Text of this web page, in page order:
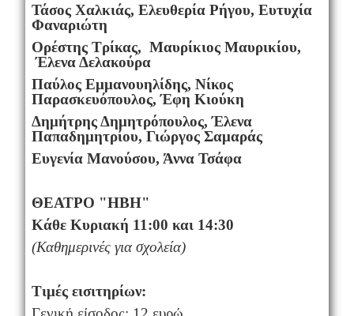
Τάσος Χαλκιάς, Ελευθερία Ρήγου, Ευτυχία
Φαναριώτη
Ορέστης Τρίκας, Μαυρίκιος Μαυρικίου,
Έλενα Δελακούρα
Παύλος Εμμανουηλίδης, Νίκος
Παρασκευόπουλος, Έφη Κιούκη
Δημήτρης Δημητρόπουλος, Έλενα
Παπαδημητρίου, Γιώργος Σαμαράς
Ευγενία Μανούσου, Άννα Τσάφα
ΘΕΑΤΡΟ "ΗΒΗ"
Κάθε Κυριακή 11:00 και 14:30
(Καθημερινές για σχολεία)
Τιμές εισιτηρίων: